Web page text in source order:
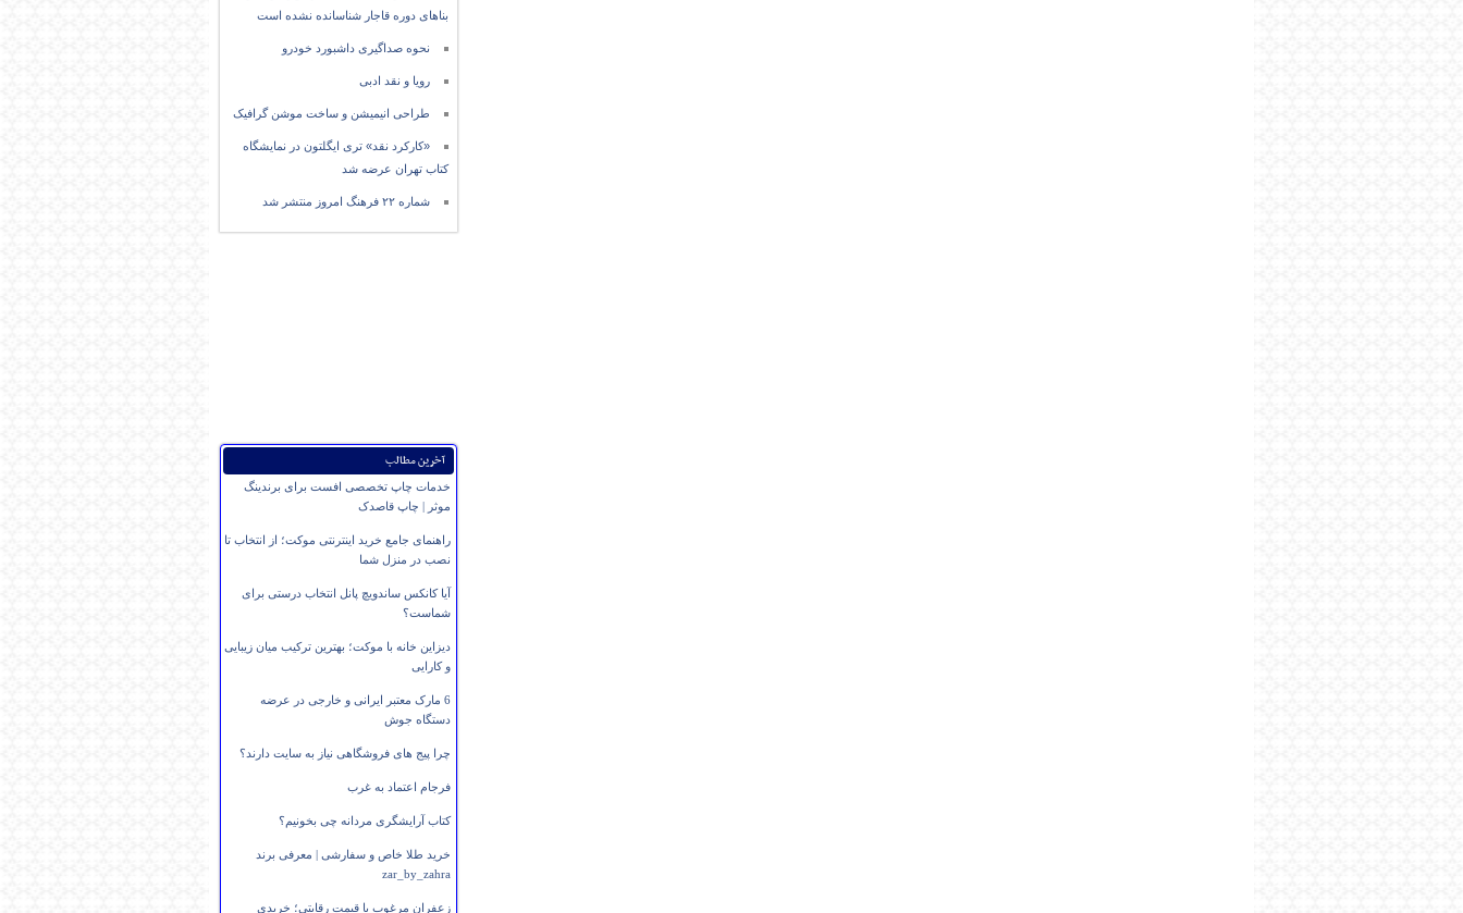
بناهای دوره قاجار شناسانده نشده است
نحوه صداگیری داشبورد خودرو
رویا و نقد ادبی
طراحی انیمیشن و ساخت موشن گرافیک
«کارکرد نقد» تری ایگلتون در نمایشگاه
کتاب تهران عرضه شد
شماره ۲۲ فرهنگ امروز منتشر شد
آخرین مطالب
خدمات چاپ تخصصی افست برای برندینگ
موثر | چاپ قاصدک
راهنمای جامع خرید اینترنتی موکت؛ از انتخاب تا
نصب در منزل شما
آیا کانکس ساندویچ پانل انتخاب درستی برای
شماست؟
دیزاین خانه با موکت؛ بهترین ترکیب میان زیبایی
و کارایی
6 مارک معتبر ایرانی و خارجی در عرضه
دستگاه جوش
چرا پیج های فروشگاهی نیاز به سایت دارند؟
فرجام اعتماد به غرب
کتاب آرایشگری مردانه چی بخونیم؟
خرید طلا خاص و سفارشی | معرفی برند
zar_by_zahra
زعفران مرغوب با قیمت رقابتی؛ خریدی